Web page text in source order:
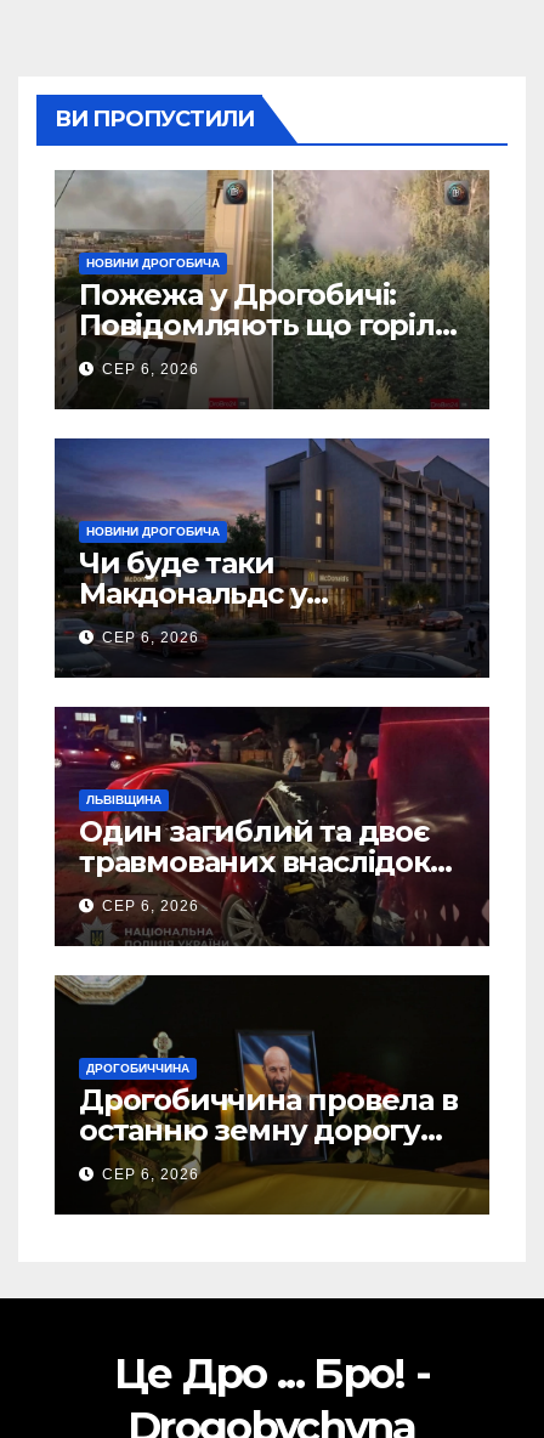
ВИ ПРОПУСТИЛИ
НОВИНИ ДРОГОБИЧА
Пожежа у Дрогобичі:
Повідомляють що горіло
5 гаражів (Відео)
СЕР 6, 2026
НОВИНИ ДРОГОБИЧА
Чи буде таки
Макдональдс у
Дрогобичі? (Фото)
СЕР 6, 2026
ЛЬВІВЩИНА
Один загиблий та двоє
травмованих внаслідок
ДТП на Самбірщині
СЕР 6, 2026
ДРОГОБИЧЧИНА
Дрогобиччина провела в
останню земну дорогу
свого Захисника – Олега
Торського
СЕР 6, 2026
Це Дро ... Бро! -
Drogobychyna